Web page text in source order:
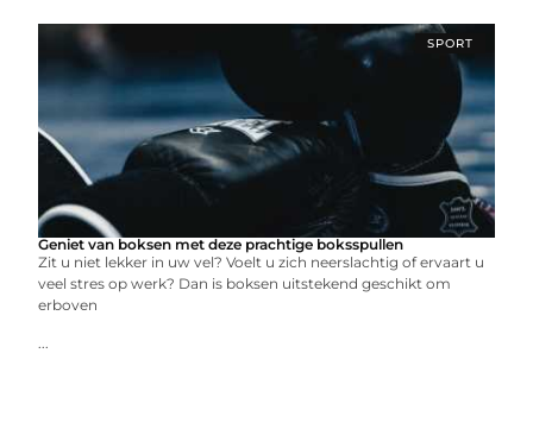
SPORT
Geniet van boksen met deze prachtige boksspullen
Zit u niet lekker in uw vel? Voelt u zich neerslachtig of ervaart u
veel stres op werk? Dan is boksen uitstekend geschikt om
erboven
...